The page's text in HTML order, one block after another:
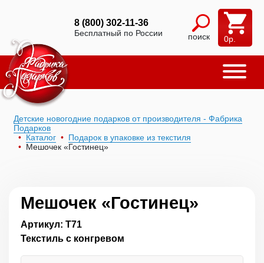
8 (800) 302-11-36
Бесплатный по России поиск 0р.
Детские новогодние подарков от производителя - Фабрика
Подарков
Каталог
Подарок в упаковке из текстиля
Мешочек «Гостинец»
Мешочек «Гостинец»
Артикул: Т71
Текстиль с конгревом